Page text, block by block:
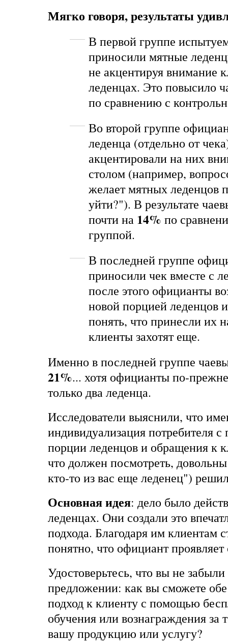
Мягко говоря, результаты
В первой группе
приносили мятные
не акцентируя внимание
леденцах. Это повысило
по сравнению с
Во второй группе
леденца (отдельно от
акцентировали на них
столом (например,
желает мятных леденцов
уйти?"). В результате
почти на 14% по
группой.
В последней группе
приносили чек вместе с
после этого официанты
новой порцией леденцов
понять, что принесли их
клиенты захотят еще.
Именно в последней группе
21%... хотя официанты по-
только два леденца.
Исследователи выяснили, что
индивидуализация потребителя
порции леденцов и обращения к
что должен посмотреть,
кто-то из вас еще леденец")
Основная идея: дело было
леденцах. Они создали это
подхода. Благодаря им клиентам
понятно, что официант проявляет
Удостоверьтесь, что вы не
предложении: как вы сможете
подход к клиенту с помощью
обучения или вознаграждения за
вашу продукцию или услугу?